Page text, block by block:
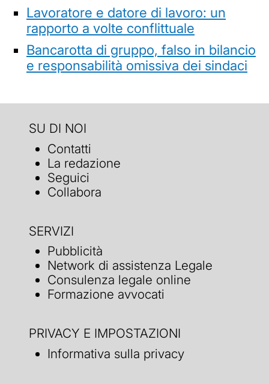
Lavoratore e datore di lavoro: un
rapporto a volte conflittuale
Bancarotta di gruppo, falso in bilancio
e responsabilità omissiva dei sindaci
SU DI NOI
Contatti
La redazione
Seguici
Collabora
SERVIZI
Pubblicità
Network di assistenza Legale
Consulenza legale online
Formazione avvocati
PRIVACY E IMPOSTAZIONI
Informativa sulla privacy